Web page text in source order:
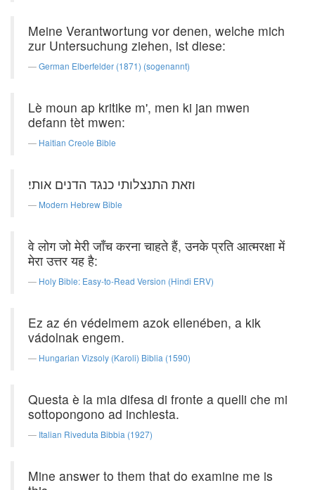
Meine Verantwortung vor denen, welche mich
zur Untersuchung ziehen, ist diese:
German Elberfelder (1871) (sogenannt)
Lè moun ap kritike m', men ki jan mwen
defann tèt mwen:
Haitian Creole Bible
וזאת התנצלותי כנגד הדנים אותי׃
Modern Hebrew Bible
वे लोग जो मेरी जाँच करना चाहते हैं, उनके प्रति आत्मरक्षा में
मेरा उत्तर यह है:
Holy Bible: Easy-to-Read Version (Hindi ERV)
Ez az én védelmem azok ellenében, a kik
vádolnak engem.
Hungarian Vizsoly (Karoli) Biblia (1590)
Questa è la mia difesa di fronte a quelli che mi
sottopongono ad inchiesta.
Italian Riveduta Bibbia (1927)
Mine answer to them that do examine me is